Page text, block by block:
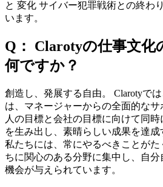
と 変化 サイバー犯罪戦術との終わ
います。
Q： Clarotyの仕事文化
何ですか？
創造し、発展する自由。 Clarotyで
は、マネージャーからの全面的な
人の目標と会社の目標に向けて同
を生み出し、素晴らしい成果を達成
私たちには、常にやるべきことが
ちに関心のある分野に集中し、自
機会が与えられています。